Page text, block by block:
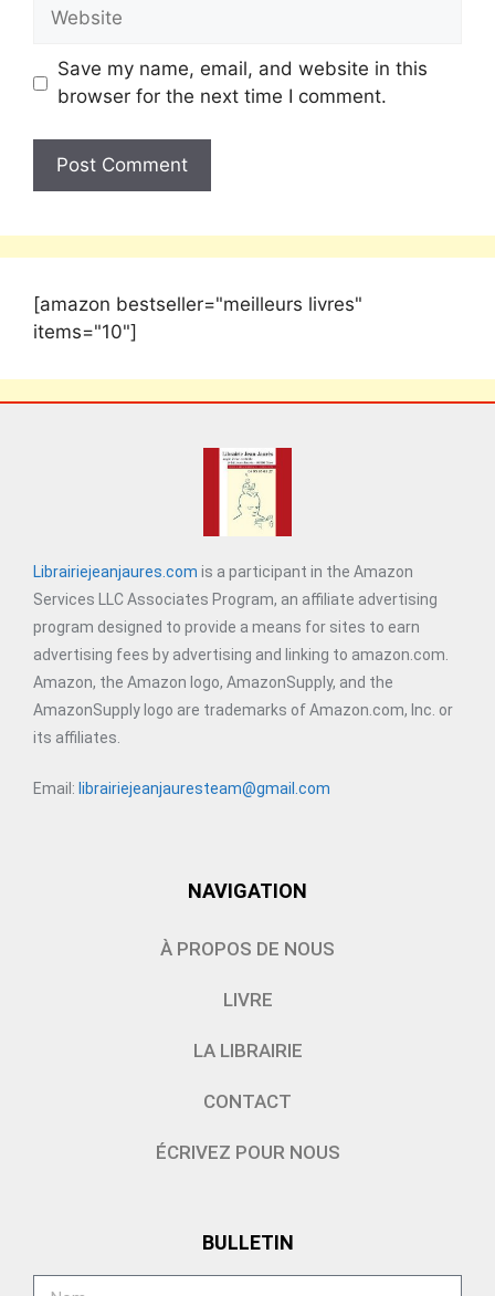
Save my name, email, and website in this
browser for the next time I comment.
[amazon bestseller="meilleurs livres"
items="10"]
Librairiejeanjaures.com is a participant in the Amazon
Services LLC Associates Program, an affiliate advertising
program designed to provide a means for sites to earn
advertising fees by advertising and linking to amazon.com.
Amazon, the Amazon logo, AmazonSupply, and the
AmazonSupply logo are trademarks of Amazon.com, Inc. or
its affiliates.
Email: librairiejeanjauresteam@gmail.com
NAVIGATION
À PROPOS DE NOUS
LIVRE
LA LIBRAIRIE
CONTACT
ÉCRIVEZ POUR NOUS
BULLETIN